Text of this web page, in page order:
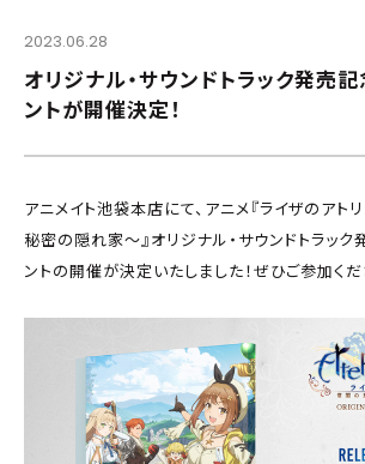
2023.06.28
オリジナル・サウンドトラック発売
ントが開催決定！
アニメイト池袋本店にて、アニメ『ライザのア
秘密の隠れ家〜』オリジナル・サウンドトラッ
ントの開催が決定いたしました！ぜひご参加くだ